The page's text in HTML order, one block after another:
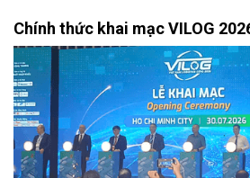
Chính thức khai mạc VILOG